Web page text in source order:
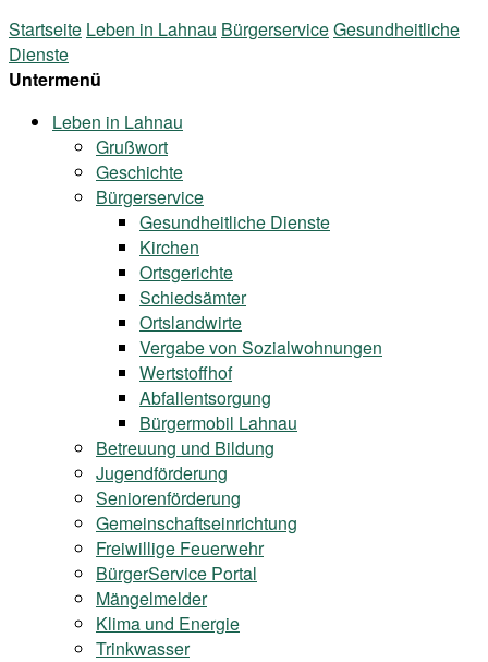
Startseite Leben in Lahnau BürgerserviceGesundheitliche
Dienste
Untermenü
Leben in Lahnau
Grußwort
Geschichte
Bürgerservice
Gesundheitliche Dienste
Kirchen
Ortsgerichte
Schiedsämter
Ortslandwirte
Vergabe von Sozialwohnungen
Wertstoffhof
Abfallentsorgung
Bürgermobil Lahnau
Betreuung und Bildung
Jugendförderung
Seniorenförderung
Gemeinschaftseinrichtung
Freiwillige Feuerwehr
BürgerService Portal
Mängelmelder
Klima und Energie
Trinkwasser